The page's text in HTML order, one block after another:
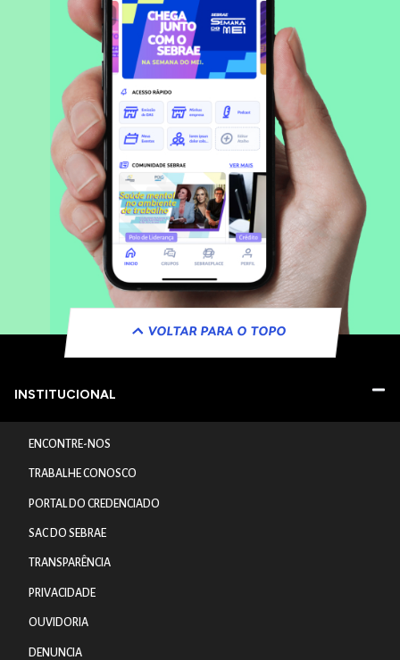
VOLTAR PARA O TOPO
INSTITUCIONAL
ENCONTRE-NOS
TRABALHE CONOSCO
PORTAL DO CREDENCIADO
SAC DO SEBRAE
TRANSPARÊNCIA
PRIVACIDADE
OUVIDORIA
DENUNCIA